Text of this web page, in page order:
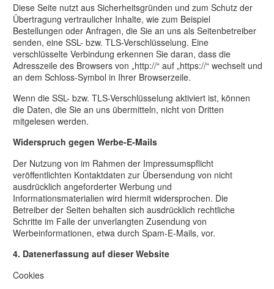
Diese Seite nutzt aus Sicherheitsgründen und zum Schutz der
Übertragung vertraulicher Inhalte, wie zum Beispiel
Bestellungen oder Anfragen, die Sie an uns als Seitenbetreiber
senden, eine SSL- bzw. TLS-Verschlüsselung. Eine
verschlüsselte Verbindung erkennen Sie daran, dass die
Adresszeile des Browsers von „http://“ auf „https://“ wechselt und
an dem Schloss-Symbol in Ihrer Browserzeile.
Wenn die SSL- bzw. TLS-Verschlüsselung aktiviert ist, können
die Daten, die Sie an uns übermitteln, nicht von Dritten
mitgelesen werden.
Widerspruch gegen Werbe-E-Mails
Der Nutzung von im Rahmen der Impressumspflicht
veröffentlichten Kontaktdaten zur Übersendung von nicht
ausdrücklich angeforderter Werbung und
Informationsmaterialien wird hiermit widersprochen. Die
Betreiber der Seiten behalten sich ausdrücklich rechtliche
Schritte im Falle der unverlangten Zusendung von
Werbeinformationen, etwa durch Spam-E-Mails, vor.
4. Datenerfassung auf dieser Website
Cookies